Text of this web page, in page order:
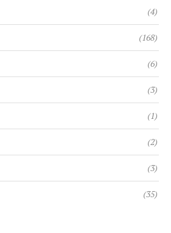
(4)
(168)
(6)
(3)
(1)
(2)
(3)
(35)